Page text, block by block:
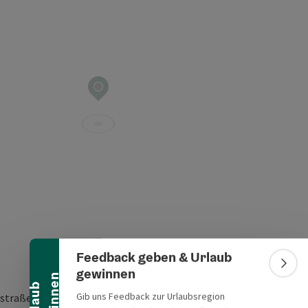
Banner einklappen
Feedback geben & Urlaub
gewinnen
Gib uns Feedback zur Urlaubsregion
18